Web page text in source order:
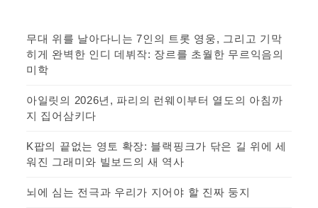
무대 위를 날아다니는 7인의 트롯 영웅, 그리고 기막
히게 완벽한 인디 데뷔작: 장르를 초월한 무르익음의
미학
아일릿의 2026년, 파리의 런웨이부터 열도의 아침까
지 집어삼키다
K팝의 끝없는 영토 확장: 블랙핑크가 닦은 길 위에 세
워진 그래미와 빌보드의 새 역사
뇌에 심는 전극과 우리가 지어야 할 진짜 둥지